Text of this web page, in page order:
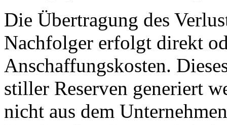
Die Übertragung des
Nachfolger erfolgt direkt
Anschaffungskosten.
stiller Reserven generiert
nicht aus dem